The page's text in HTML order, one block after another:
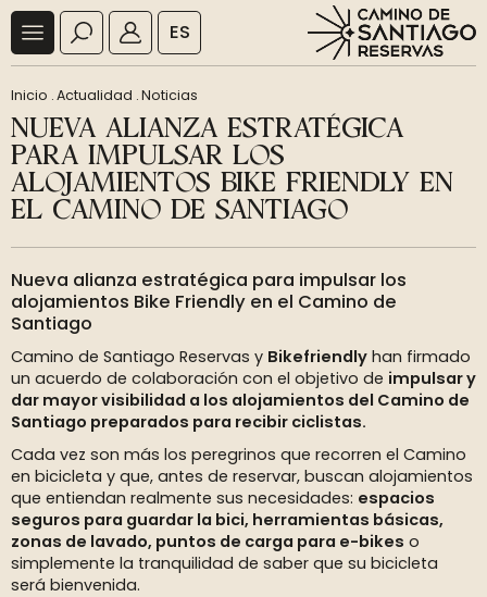
ES
Inicio .Actualidad .Noticias
NUEVA ALIANZA ESTRATÉGICA
PARA IMPULSAR LOS
ALOJAMIENTOS BIKE FRIENDLY EN
EL CAMINO DE SANTIAGO
Nueva alianza estratégica para impulsar los
alojamientos Bike Friendly en el Camino de
Santiago
Camino de Santiago Reservas y Bikefriendly han firmado
un acuerdo de colaboración con el objetivo de impulsar y
dar mayor visibilidad a los alojamientos del Camino de
Santiago preparados para recibir ciclistas.
Cada vez son más los peregrinos que recorren el Camino
en bicicleta y que, antes de reservar, buscan alojamientos
que entiendan realmente sus necesidades: espacios
seguros para guardar la bici, herramientas básicas,
zonas de lavado, puntos de carga para e-bikes o
simplemente la tranquilidad de saber que su bicicleta
será bienvenida.